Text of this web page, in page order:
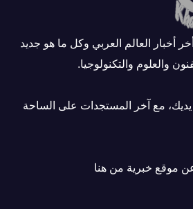
أخبار العالم العربي وكل ما هو جديد
والعلوم والتكنولوجيا.
يديك، مع آخر المستجدات على الساحة
موقع خبرية من هنا